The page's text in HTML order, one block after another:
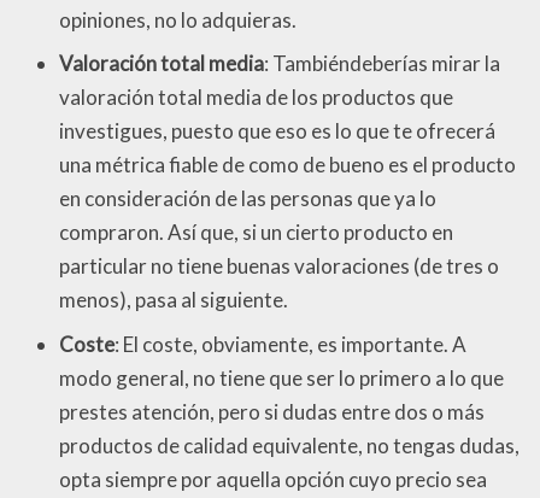
opiniones, no lo adquieras.
Valoración total media: Tambiéndeberías mirar la
valoración total media de los productos que
investigues, puesto que eso es lo que te ofrecerá
una métrica fiable de como de bueno es el producto
en consideración de las personas que ya lo
compraron. Así que, si un cierto producto en
particular no tiene buenas valoraciones (de tres o
menos), pasa al siguiente.
Coste: El coste, obviamente, es importante. A
modo general, no tiene que ser lo primero a lo que
prestes atención, pero si dudas entre dos o más
productos de calidad equivalente, no tengas dudas,
opta siempre por aquella opción cuyo precio sea